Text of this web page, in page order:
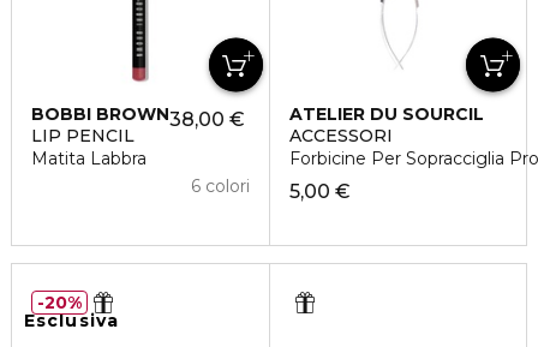
BOBBI BROWN
LIP PENCIL
Matita Labbra
38,00 €
6 colori
ATELIER DU SOURCIL
ACCESSORI
Forbicine Per Sopracciglia Pro
5,00 €
Esclusiva
20%